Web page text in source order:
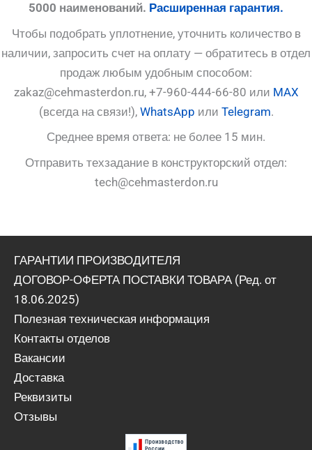
5000 наименований. Расширенная гарантия.
Чтобы подобрать уплотнение, уточнить количество в
наличии, запросить счет на оплату — обратитесь в отдел
продаж любым удобным способом:
zakaz@cehmasterdon.ru, +7-960-444-66-80 или MAX
(всегда на связи!), WhatsApp или Telegram.
Среднее время ответа: не более 15 мин.
Отправить техзадание в конструкторский отдел:
tech@cehmasterdon.ru
ГАРАНТИИ ПРОИЗВОДИТЕЛЯ
ДОГОВОР-ОФЕРТА ПОСТАВКИ ТОВАРА (Ред. от
18.06.2025)
Полезная техническая информация
Контакты отделов
Вакансии
Доставка
Реквизиты
Отзывы